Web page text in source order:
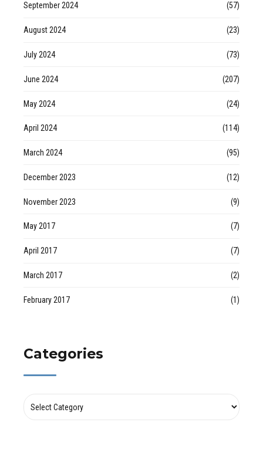
September 2024 (57)
August 2024 (23)
July 2024 (73)
June 2024 (207)
May 2024 (24)
April 2024 (114)
March 2024 (95)
December 2023 (12)
November 2023 (9)
May 2017 (7)
April 2017 (7)
March 2017 (2)
February 2017 (1)
Categories